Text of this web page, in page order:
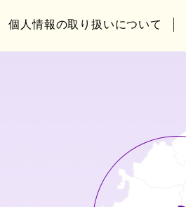
個人情報の取り扱いについて